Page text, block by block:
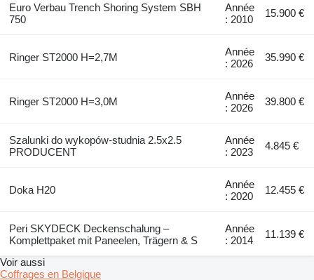
Euro Verbau Trench Shoring System SBH
750
Année
: 2010
15.900 €
Ringer ST2000 H=2,7M
Année
: 2026
35.990 €
Ringer ST2000 H=3,0M
Année
: 2026
39.800 €
Szalunki do wykopów-studnia 2.5x2.5
PRODUCENT
Année
: 2023
4.845 €
Doka H20
Année
: 2020
12.455 €
Peri SKYDECK Deckenschalung –
Komplettpaket mit Paneelen, Trägern & S
Année
: 2014
11.139 €
Voir aussi
Coffrages en Belgique